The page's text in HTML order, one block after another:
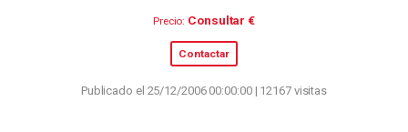
Precio: Consultar €
Contactar
Publicado el 25/12/2006 00:00:00 | 12167 visitas